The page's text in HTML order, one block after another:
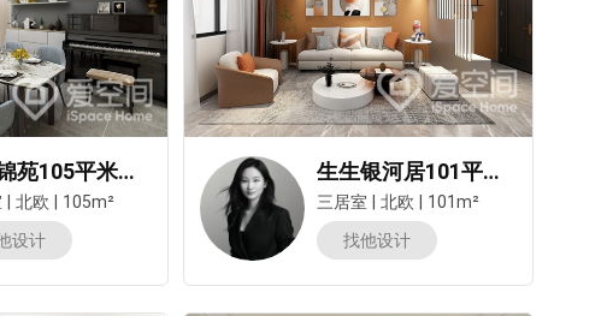
中海锦苑105平米三居室北欧风装修案例
北欧
105m²
设计
生生银河居101平米三居室北欧风装修案例
三居室 北欧
101m²
找他设计